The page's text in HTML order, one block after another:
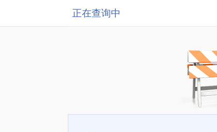
正在查询中